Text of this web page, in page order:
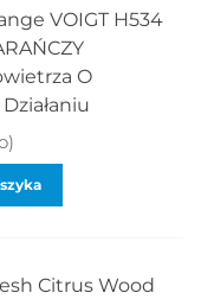
VOIGT H534
O
Citrus Wood